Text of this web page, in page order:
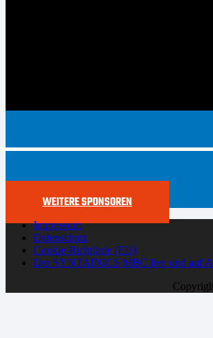
WEITERE SPONSOREN
Impressum
Datenschutz
Cookie-Richtlinie (EU)
Der SYNTAINICS MBC live und auf